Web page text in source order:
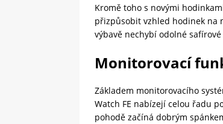
Kromě toho s novými
přizpůsobit vzhled hodinek na
výbavě nechybí odolné
Monitorovací
Základem monitorovacího
Watch FE nabízejí celou řadu
pohodě začíná dobrým